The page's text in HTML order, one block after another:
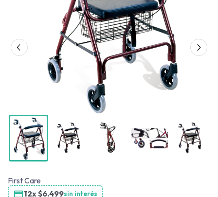
First Care
12x$6.499sin interés